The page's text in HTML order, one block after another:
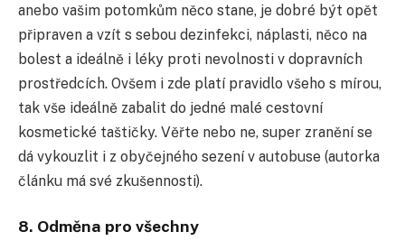
anebo vašim potomkům něco stane, je dobré být opět
připraven a vzít s sebou dezinfekci, náplasti, něco na
bolest a ideálně i léky proti nevolnosti v dopravních
prostředcích. Ovšem i zde platí pravidlo všeho s mírou,
tak vše ideálně zabalit do jedné malé cestovní
kosmetické taštičky. Věřte nebo ne, super zranění se
dá vykouzlit i z obyčejného sezení v autobuse (autorka
článku má své zkušennosti).
8. Odměna pro všechny